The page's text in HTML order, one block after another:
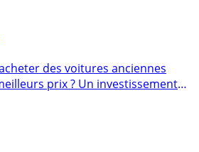
prix ? Un investissement